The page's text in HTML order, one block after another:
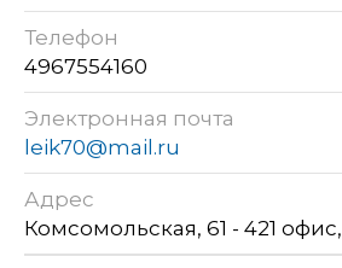
Телефон
4967554160
Электронная почта
leik70@mail.ru
Адрес
Комсомольская, 61 - 421